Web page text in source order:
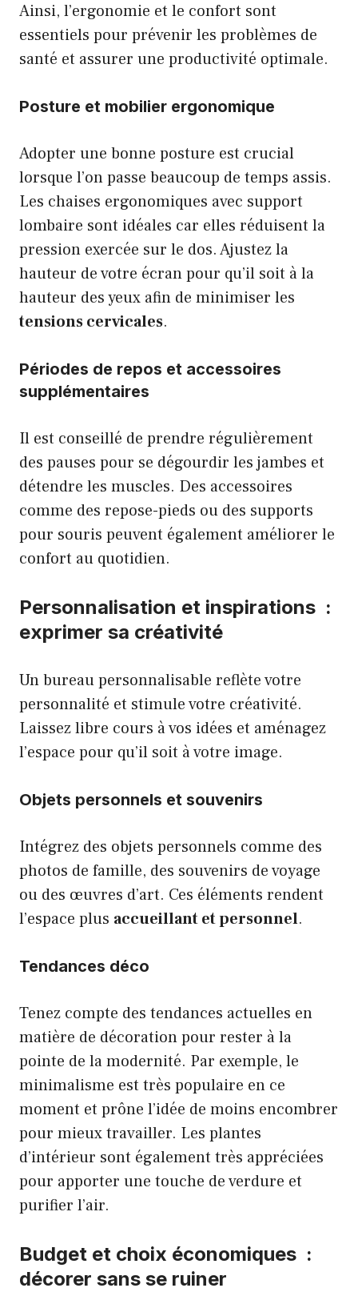
Ainsi, l’ergonomie et le confort sont
essentiels pour prévenir les problèmes de
santé et assurer une productivité optimale.
Posture et mobilier ergonomique
Adopter une bonne posture est crucial
lorsque l’on passe beaucoup de temps assis.
Les chaises ergonomiques avec support
lombaire sont idéales car elles réduisent la
pression exercée sur le dos. Ajustez la
hauteur de votre écran pour qu’il soit à la
hauteur des yeux afin de minimiser les
tensions cervicales.
Périodes de repos et accessoires
supplémentaires
Il est conseillé de prendre régulièrement
des pauses pour se dégourdir les jambes et
détendre les muscles. Des accessoires
comme des repose-pieds ou des supports
pour souris peuvent également améliorer le
confort au quotidien.
Personnalisation et inspirations :
exprimer sa créativité
Un bureau personnalisable reflète votre
personnalité et stimule votre créativité.
Laissez libre cours à vos idées et aménagez
l’espace pour qu’il soit à votre image.
Objets personnels et souvenirs
Intégrez des objets personnels comme des
photos de famille, des souvenirs de voyage
ou des œuvres d’art. Ces éléments rendent
l’espace plus accueillant et personnel.
Tendances déco
Tenez compte des tendances actuelles en
matière de décoration pour rester à la
pointe de la modernité. Par exemple, le
minimalisme est très populaire en ce
moment et prône l’idée de moins encombrer
pour mieux travailler. Les plantes
d’intérieur sont également très appréciées
pour apporter une touche de verdure et
purifier l’air.
Budget et choix économiques :
décorer sans se ruiner